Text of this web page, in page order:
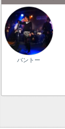
バントー